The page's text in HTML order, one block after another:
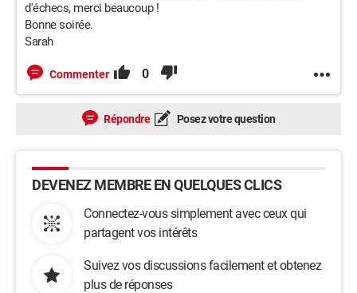
d'échecs, merci beaucoup !
Bonne soirée.
Sarah
Commenter 0
Répondre Posez votre question
DEVENEZ MEMBRE EN QUELQUES CLICS
Connectez-vous simplement avec ceux qui
partagent vos intérêts
Suivez vos discussions facilement et obtenez
plus de réponses